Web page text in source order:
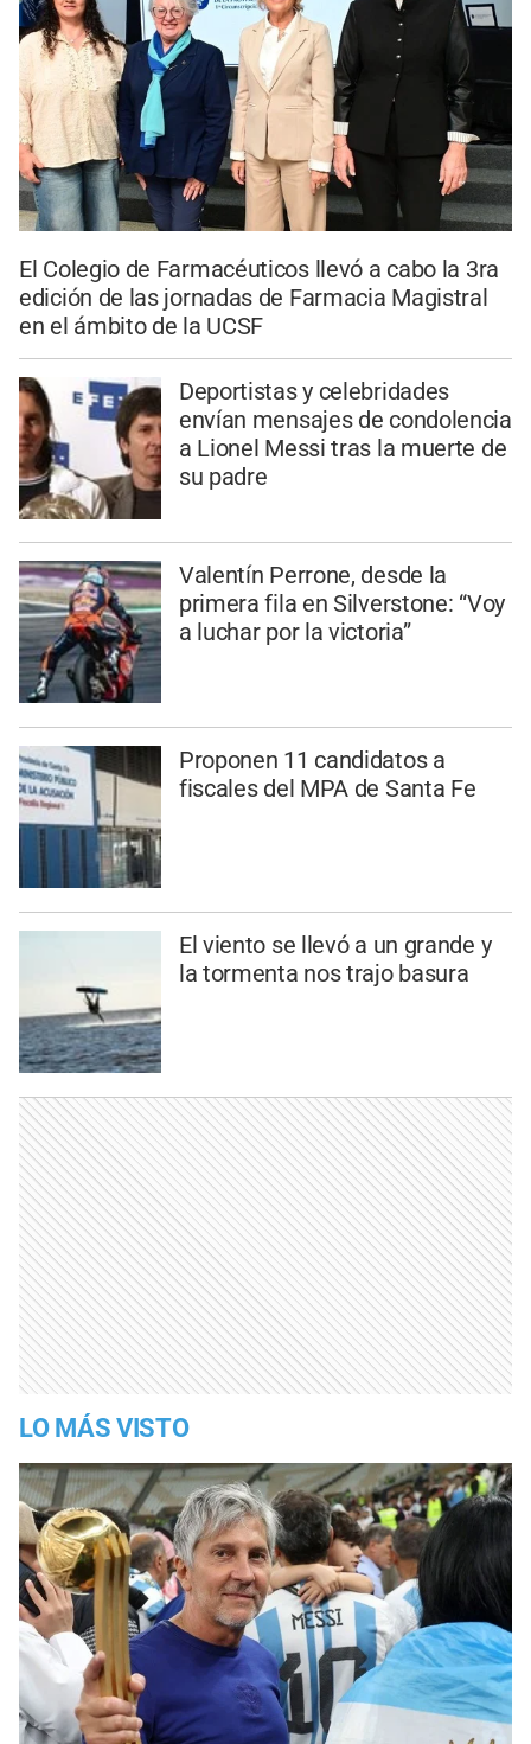
El Colegio de Farmacéuticos llevó a cabo la 3ra
edición de las jornadas de Farmacia Magistral
en el ámbito de la UCSF
Deportistas y celebridades
envían mensajes de condolencia
a Lionel Messi tras la muerte de
su padre
Valentín Perrone, desde la
primera fila en Silverstone: “Voy
a luchar por la victoria”
Proponen 11 candidatos a
fiscales del MPA de Santa Fe
El viento se llevó a un grande y
la tormenta nos trajo basura
LO MÁS VISTO